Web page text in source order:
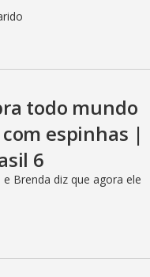
todo mundo
espinhas |
6
Brenda diz que agora ele